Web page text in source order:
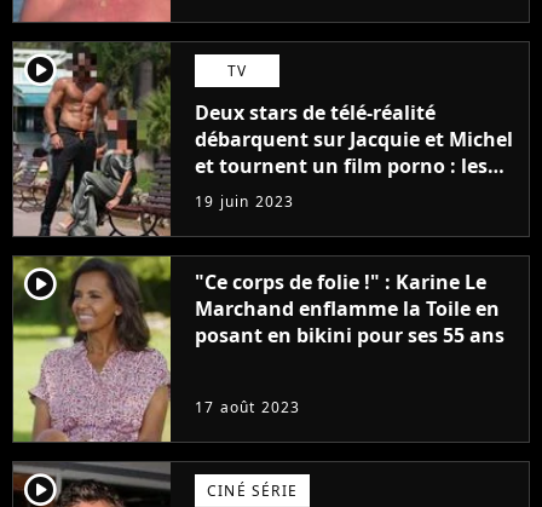
player2 TV
Deux stars de télé-réalité
débarquent sur Jacquie et Michel
et tournent un film porno : les
premières images du tournage
(exclu)
19 juin 2023
player2
"Ce corps de folie !" : Karine Le
Marchand enflamme la Toile en
posant en bikini pour ses 55 ans
17 août 2023
player2 CINÉ SÉRIE